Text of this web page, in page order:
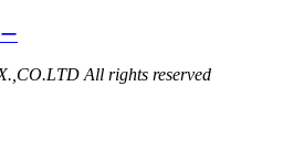
All rights reserved